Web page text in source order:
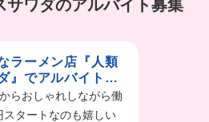
サワダのアルバイト募集
ラーメン店『人類
』でアルバイト募
らおしゃれしながら働
スタートなのも嬉しい